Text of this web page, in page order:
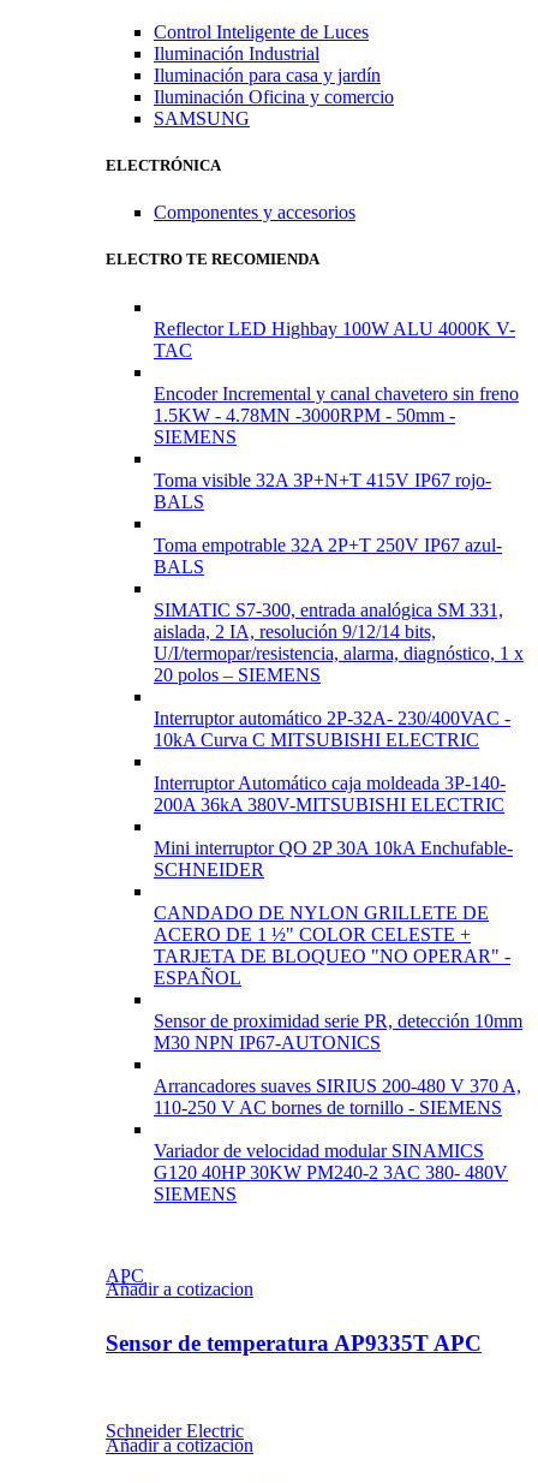
Control Inteligente de Luces
Iluminación Industrial
Iluminación para casa y jardín
Iluminación Oficina y comercio
SAMSUNG
ELECTRÓNICA
Componentes y accesorios
ELECTRO TE RECOMIENDA
Reflector LED Highbay 100W ALU 4000K V-
TAC
Encoder Incremental y canal chavetero sin freno
1.5KW - 4.78MN -3000RPM - 50mm -
SIEMENS
Toma visible 32A 3P+N+T 415V IP67 rojo-
BALS
Toma empotrable 32A 2P+T 250V IP67 azul-
BALS
SIMATIC S7-300, entrada analógica SM 331,
aislada, 2 IA, resolución 9/12/14 bits,
U/I/termopar/resistencia, alarma, diagnóstico, 1 x
20 polos – SIEMENS
Interruptor automático 2P-32A- 230/400VAC -
10kA Curva C MITSUBISHI ELECTRIC
Interruptor Automático caja moldeada 3P-140-
200A 36kA 380V-MITSUBISHI ELECTRIC
Mini interruptor QO 2P 30A 10kA Enchufable-
SCHNEIDER
CANDADO DE NYLON GRILLETE DE
ACERO DE 1 ½" COLOR CELESTE +
TARJETA DE BLOQUEO "NO OPERAR" -
ESPAÑOL
Sensor de proximidad serie PR, detección 10mm
M30 NPN IP67-AUTONICS
Arrancadores suaves SIRIUS 200-480 V 370 A,
110-250 V AC bornes de tornillo - SIEMENS
Variador de velocidad modular SINAMICS
G120 40HP 30KW PM240-2 3AC 380- 480V
SIEMENS
APC
Añadir a cotizacion
Sensor de temperatura AP9335T APC
Schneider Electric
Añadir a cotizacion